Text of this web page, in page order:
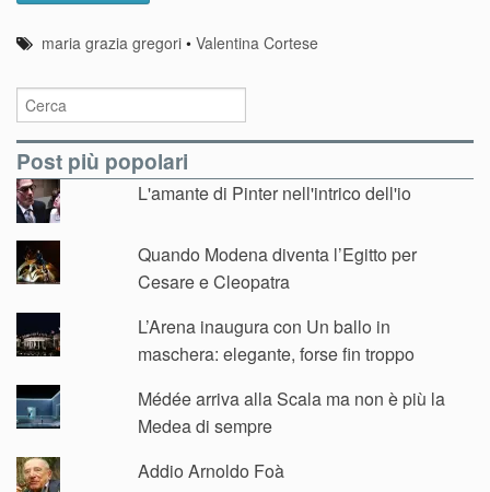
maria grazia gregori •Valentina Cortese
Post più popolari
L'amante di Pinter nell'intrico dell'io
Quando Modena diventa l’Egitto per
Cesare e Cleopatra
L’Arena inaugura con Un ballo in
maschera: elegante, forse fin troppo
Médée arriva alla Scala ma non è più la
Medea di sempre
Addio Arnoldo Foà